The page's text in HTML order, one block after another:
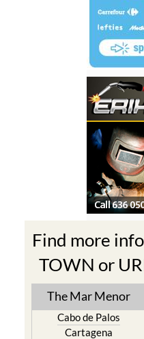
Find more
TOWN or
The Mar Menor
Cabo de Palos
Cartagena